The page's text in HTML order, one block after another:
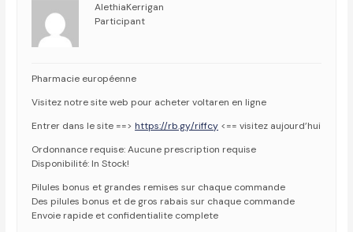
AlethiaKerrigan
Participant
Pharmacie européenne
Visitez notre site web pour acheter voltaren en ligne
Entrer dans le site ==>https://rb.gy/riffcy <== visitez aujourd’hui
Ordonnance requise: Aucune prescription requise
Disponibilité: In Stock!
Pilules bonus et grandes remises sur chaque commande
Des pilules bonus et de gros rabais sur chaque commande
Envoie rapide et confidentialite complete